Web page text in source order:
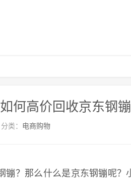
何高价回收京东钢镚
分类： 电商购物
？那么什么是京东钢镚呢？